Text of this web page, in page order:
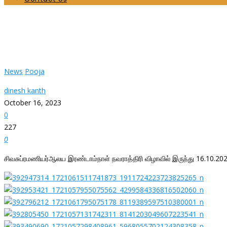
News Pooja
dinesh kanth
October 16, 2023
0
227
0
சிவசுப்ரமணியர்ஆலய இரண்டாம்நாள் நவராத்திரி விழாவில் இருந்து